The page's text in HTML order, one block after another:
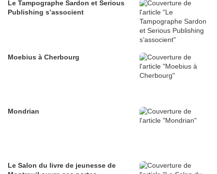
Le Tampographe Sardon et Serious
Publishing s’associent
Moebius à Cherbourg
Mondrian
Le Salon du livre de jeunesse de